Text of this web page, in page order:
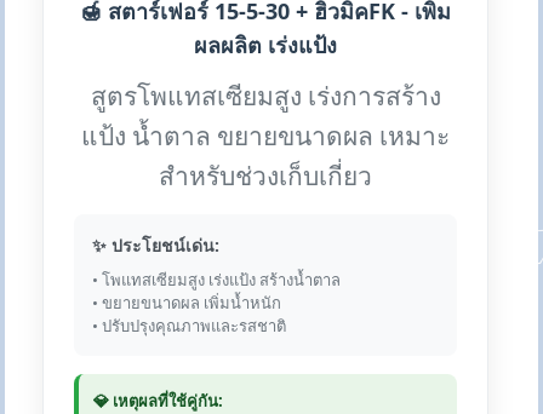
🍯 สตาร์เฟอร์ 15-5-30 + ฮิวมิคFK - เพิ่ม
ผลผลิต เร่งแป้ง
สูตรโพแทสเซียมสูง เร่งการสร้าง
แป้ง น้ำตาล ขยายขนาดผล เหมาะ
สำหรับช่วงเก็บเกี่ยว
✨ ประโยชน์เด่น:
• โพแทสเซียมสูง เร่งแป้ง สร้างน้ำตาล
• ขยายขนาดผล เพิ่มน้ำหนัก
• ปรับปรุงคุณภาพและรสชาติ
💎 เหตุผลที่ใช้คู่กัน: